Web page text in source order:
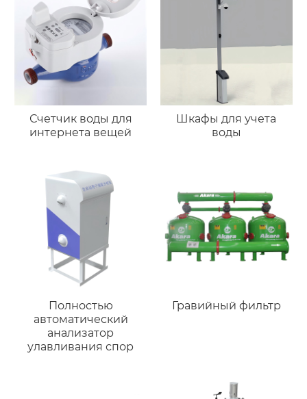
Счетчик воды для
интернета вещей
Шкафы для учета
воды
Полностью
автоматический
анализатор
улавливания спор
Гравийный фильтр